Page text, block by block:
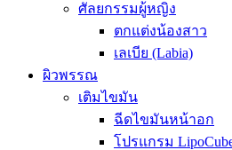
ศัลยกรรมผู้หญิง
ตกแต่งน้องสาว
เลเบีย (Labia)
ผิวพรรณ
เติมไขมัน
ฉีดไขมันหน้าอก
โปรแกรม